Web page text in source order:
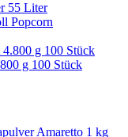
55 Liter
Popcorn
g 100 Stück
Amaretto 1 kg